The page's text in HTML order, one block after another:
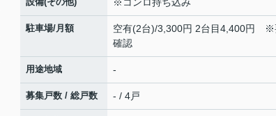
駐車場/月額
空有(2台)/3,300円 2台目4,400円 ※
確認
用途地域 -
募集戸数 / 総戸数 - / 4戸